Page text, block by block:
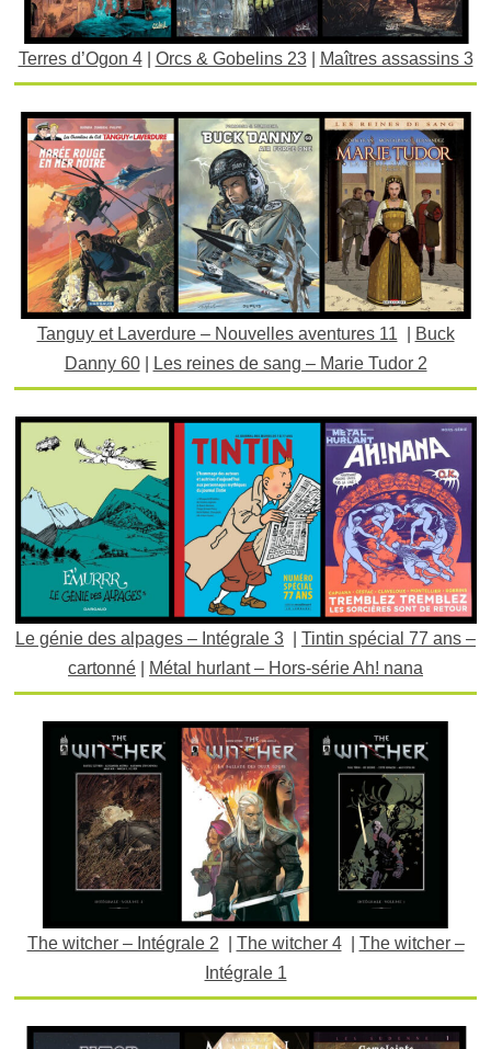
Terres d’Ogon 4| Orcs & Gobelins 23| Maîtres assassins 3
Tanguy et Laverdure – Nouvelles aventures 11
Buck
Danny 60| Les reines de sang – Marie Tudor 2
Le génie des alpages – Intégrale 3
Tintin spécial 77 ans –
cartonné
Métal hurlant – Hors-série Ah! nana
The witcher – Intégrale 2 The witcher 4| The witcher –
Intégrale 1